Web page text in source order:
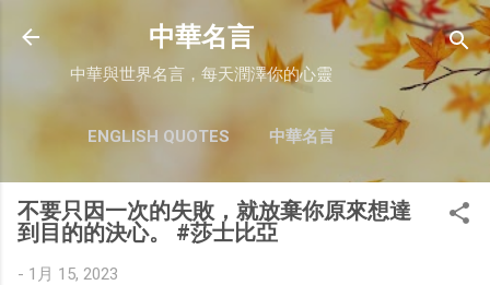
跳至主要內容
中華名言
中華與世界名言，每天潤澤你的心靈
ENGLISH QUOTES 中華名言
不要只因一次的失敗，就放棄你原來想達
到目的的決心。 #莎士比亞
- 1月 15, 2023